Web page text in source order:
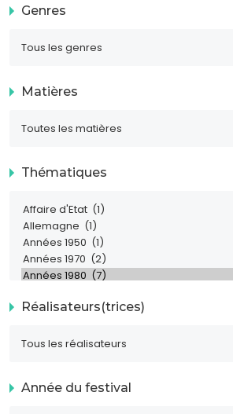
Genres
Matières
Thématiques
Réalisateurs(trices)
Année du festival